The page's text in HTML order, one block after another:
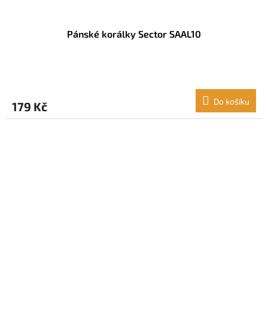
Pánské korálky Sector SAAL10
179 Kč Do košíku